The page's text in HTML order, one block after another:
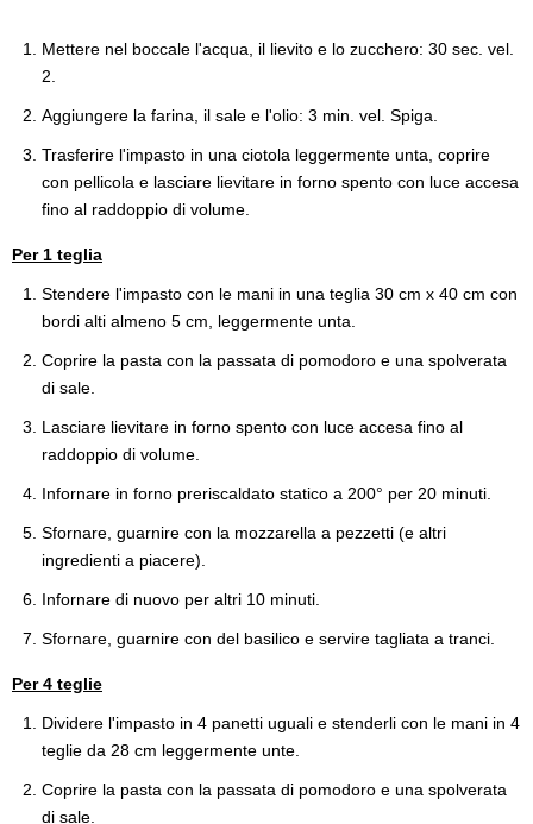
Mettere nel boccale l'acqua, il lievito e lo zucchero: 30 sec. vel.
2.
Aggiungere la farina, il sale e l'olio: 3 min. vel. Spiga.
Trasferire l'impasto in una ciotola leggermente unta, coprire
con pellicola e lasciare lievitare in forno spento con luce accesa
fino al raddoppio di volume.
Per 1 teglia
Stendere l'impasto con le mani in una teglia 30 cm x 40 cm con
bordi alti almeno 5 cm, leggermente unta.
Coprire la pasta con la passata di pomodoro e una spolverata
di sale.
Lasciare lievitare in forno spento con luce accesa fino al
raddoppio di volume.
Infornare in forno preriscaldato statico a 200° per 20 minuti.
Sfornare, guarnire con la mozzarella a pezzetti (e altri
ingredienti a piacere).
Infornare di nuovo per altri 10 minuti.
Sfornare, guarnire con del basilico e servire tagliata a tranci.
Per 4 teglie
Dividere l'impasto in 4 panetti uguali e stenderli con le mani in 4
teglie da 28 cm leggermente unte.
Coprire la pasta con la passata di pomodoro e una spolverata
di sale.